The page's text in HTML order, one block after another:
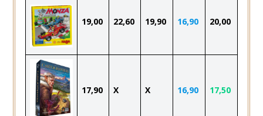
19,00 22,60 19,90 16,90 20,00
17,90 X X 16,90 17,50